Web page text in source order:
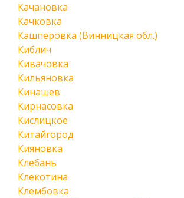
Качановка
Качковка
Кашперовка (Винницкая обл.)
Киблич
Кивачовка
Кильяновка
Кинашев
Кирнасовка
Кислицкое
Китайгород
Кияновка
Клебань
Клекотина
Клембовка